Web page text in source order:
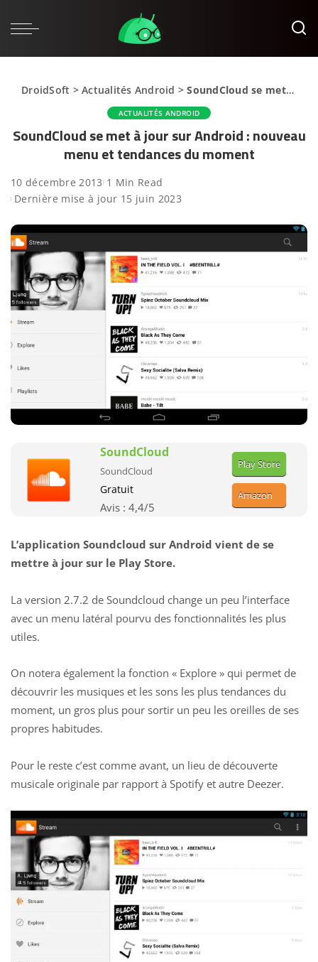
DroidSoft >Actualités Android >SoundCloud se met à jour sur Android : nouveau menu et tendances du moment
ACTUALITÉS ANDROID
SoundCloud se met à jour sur Android : nouveau
menu et tendances du moment
10 décembre 2013 1 Min Read
Dernière mise à jour 15 juin 2023
SoundCloud
SoundCloud
Gratuit
Avis : 4,4/5
Play Store
Amazon
L’application Soundcloud sur Android vient de se
mettre à jour sur le Play Store.
La version 2.7.2 de Soundcloud change un peu l’interface
avec un menu latéral pourvu des fonctionnalités les plus
utiles.
On notera également la fonction « Explore » qui permet de
découvrir les musiques et les sons les plus tendances du
moment, un gros plus pour sortir un peu les oreilles de ses
propres habitudes.
Pour le reste c’est comme avant, un lieu de découverte
musicale originale par rapport à Spotify et autre Deezer.